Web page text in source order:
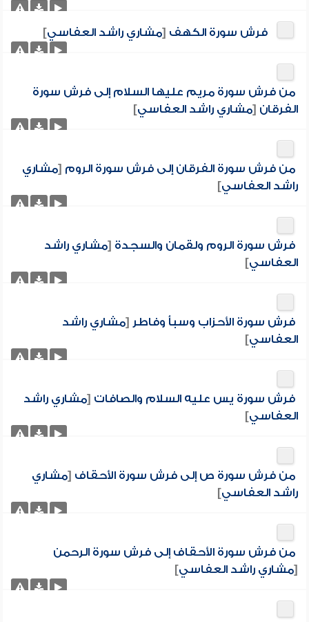
فرش سورة الكهف [مشاري راشد العفاسي]
من فرش سورة مريم عليها السلام إلى فرش سورة
الفرقان [مشاري راشد العفاسي]
من فرش سورة الفرقان إلى فرش سورة الروم [مشاري
راشد العفاسي]
فرش سورة الروم ولقمان والسجدة [مشاري راشد
العفاسي]
فرش سورة الأحزاب وسبأ وفاطر [مشاري راشد
العفاسي]
فرش سورة يس عليه السلام والصافات [مشاري راشد
العفاسي]
من فرش سورة ص إلى فرش سورة الأحقاف [مشاري
راشد العفاسي]
من فرش سورة الأحقاف إلى فرش سورة الرحمن
[مشاري راشد العفاسي]